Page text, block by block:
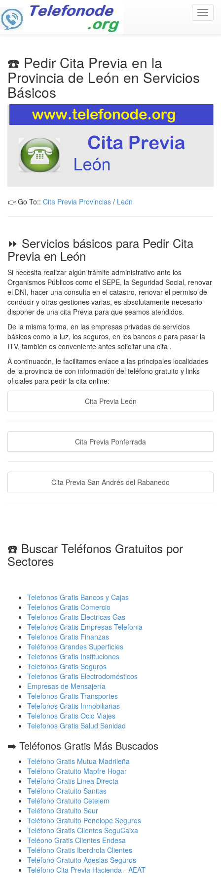
☎️ Pedir Cita Previa en la
Provincia de León en Servicios
Básicos
👉 Go To:: Cita Previa Provincias / León
⏩ Servicios básicos para Pedir Cita
Previa en León
Si necesita realizar algún trámite administrativo ante los
Organismos Públicos como el SEPE, la Seguridad Social, renovar
el DNI, hacer una consulta en el catastro, renovar el permiso de
conducir y otras gestiones varias, es absolutamente necesario
disponer de una cita Previa para que seamos atendidos.
De la misma forma, en las empresas privadas de servicios
básicos como la luz, los seguros, en los bancos o para pasar la
ITV, también es conveniente antes solicitar una cita .
A continuacón, le facilitamos enlace a las principales localidades
de la provincia de con información del teléfono gratuito y links
oficiales para pedir la cita online:
Cita Previa León
Cita Previa Ponferrada
Cita Previa San Andrés del Rabanedo
☎️ Buscar Teléfonos Gratuitos por
Sectores
Telefonos Gratis Bancos y Cajas
Telefonos Gratis Comercio
Telefonos Gratis Electricas Gas
Telefonos Gratis Empresas Telefonia
Telefonos Gratis Finanzas
Teléfonos Grandes Superficies
Telefonos Gratis Instituciones
Telefonos Gratis Seguros
Telefonos Gratis Electrodomésticos
Empresas de Mensajería
Telefonos Gratis Transportes
Telefonos Gratis Inmobiliarias
Telefonos Gratis Ocio Viajes
Telefonos Gratis Salud Sanidad
➡️ Teléfonos Gratis Más Buscados
Teléfono Gratis Mutua Madrileña
Teléfono Gratuito Mapfre Hogar
Teléfono Gratis Linea Directa
Teléfono Gratuito Sanitas
Teléfono Gratuito Cetelem
Teléfono Gratuito Seur
Teléfono Gratuito Penelope Seguros
Teléfono Gratis Clientes SeguCaixa
Teléono Gratis Clientes Endesa
Teléfono Gratis Iberdrola Clientes
Teléfono Gratuito Adeslas Seguros
Teléfono Cita Previa Hacienda - AEAT